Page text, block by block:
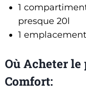
1
presque 20l
1
Où Acheter le
Comfort: